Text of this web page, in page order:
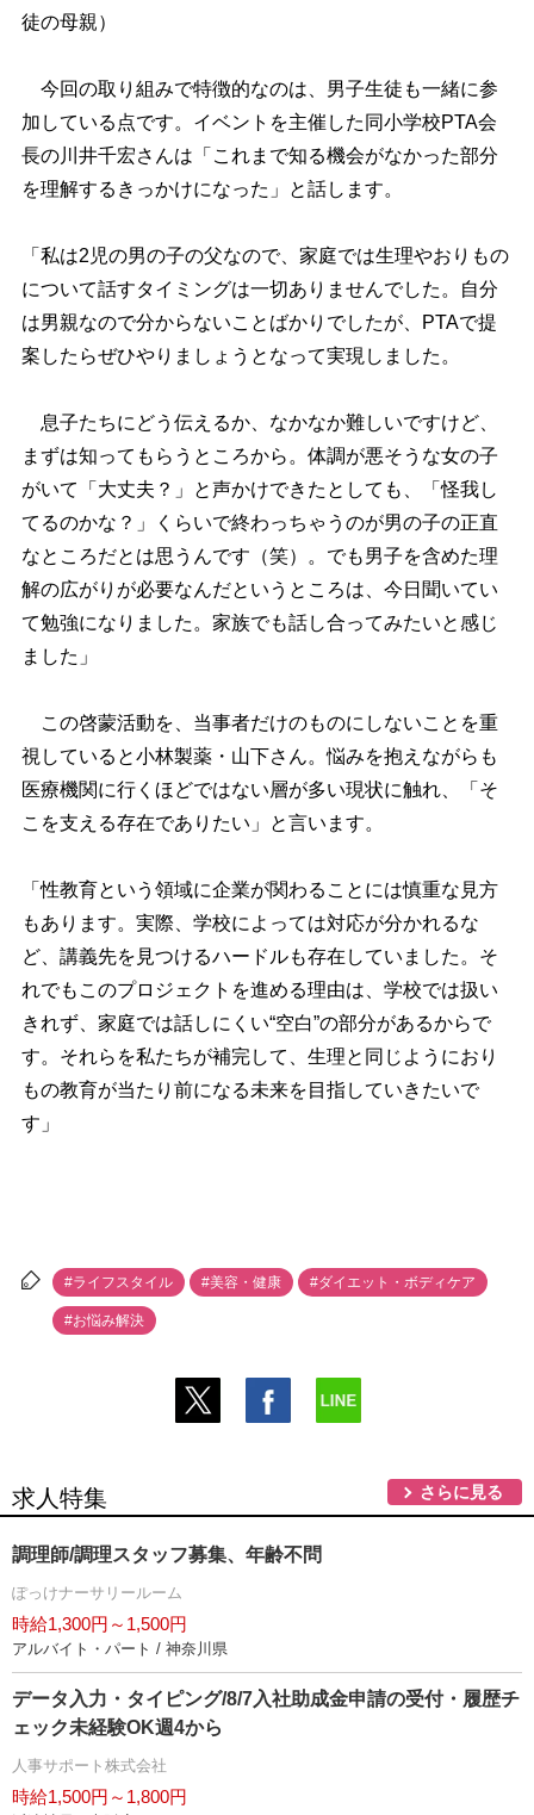
徒の母親）
今回の取り組みで特徴的なのは、男子生徒も一緒に参
加している点です。イベントを主催した同小学校PTA会
長の川井千宏さんは「これまで知る機会がなかった部分
を理解するきっかけになった」と話します。
「私は2児の男の子の父なので、家庭では生理やおりもの
について話すタイミングは一切ありませんでした。自分
は男親なので分からないことばかりでしたが、PTAで提
案したらぜひやりましょうとなって実現しました。
息子たちにどう伝えるか、なかなか難しいですけど、
まずは知ってもらうところから。体調が悪そうな女の子
がいて「大丈夫？」と声かけできたとしても、「怪我し
てるのかな？」くらいで終わっちゃうのが男の子の正直
なところだとは思うんです（笑）。でも男子を含めた理
解の広がりが必要なんだというところは、今日聞いてい
て勉強になりました。家族でも話し合ってみたいと感じ
ました」
この啓蒙活動を、当事者だけのものにしないことを重
視していると小林製薬・山下さん。悩みを抱えながらも
医療機関に行くほどではない層が多い現状に触れ、「そ
こを支える存在でありたい」と言います。
「性教育という領域に企業が関わることには慎重な見方
もあります。実際、学校によっては対応が分かれるな
ど、講義先を見つけるハードルも存在していました。そ
れでもこのプロジェクトを進める理由は、学校では扱い
きれず、家庭では話しにくい“空白”の部分があるからで
す。それらを私たちが補完して、生理と同じようにおり
もの教育が当たり前になる未来を目指していきたいで
す」
#ライフスタイル #美容・健康 #ダイエット・ボディケア
#お悩み解決
求人特集 さらに見る
調理師/調理スタッフ募集、年齢不問
ぽっけナーサリールーム
時給1,300円～1,500円
アルバイト・パート / 神奈川県
データ入力・タイピング/8/7入社助成金申請の受付・履歴チ
ェック未経験OK週4から
人事サポート株式会社
時給1,500円～1,800円